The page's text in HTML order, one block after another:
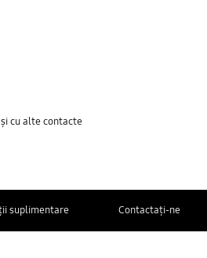
cu alte contacte
suplimentare Contactaţi-ne